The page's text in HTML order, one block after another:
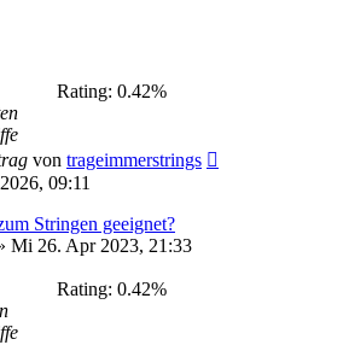
Rating: 0.42%
von trageimmerstrings
09:11
Stringen geeignet?
Mi 26. Apr 2023, 21:33
Rating: 0.42%